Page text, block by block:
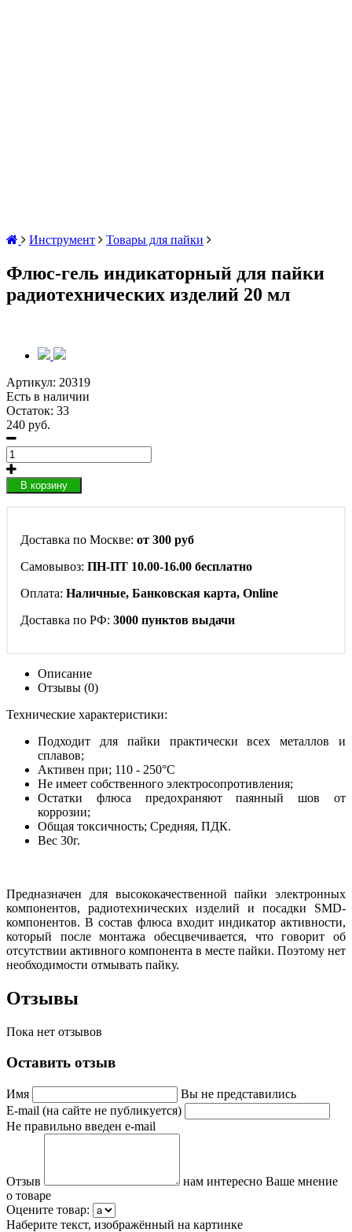
Инструмент Товары для пайки
Флюс-гель индикаторный для пайки
радиотехнических изделий 20 мл
Артикул: 20319
Есть в наличии
Остаток: 33
240 руб.
В корзину
Доставка по Москве: от 300 руб
Самовывоз: ПН-ПТ 10.00-16.00 бесплатно
Оплата: Наличные, Банковская карта, Online
Доставка по РФ: 3000 пунктов выдачи
Описание
Отзывы (0)
Технические характеристики:
Подходит для пайки практически всех металлов и
сплавов;
Активен при; 110 - 250°С
Не имеет собственного электросопротивления;
Остатки флюса предохраняют паянный шов от
коррозии;
Общая токсичность; Средняя, ПДК.
Вес 30г.
Предназначен для высококачественной пайки электронных
компонентов, радиотехнических изделий и посадки SMD-
компонентов. В состав флюса входит индикатор активности,
который после монтажа обесцвечивается, что говорит об
отсутствии активного компонента в месте пайки. Поэтому нет
необходимости отмывать пайку.
Отзывы
Пока нет отзывов
Оставить отзыв
Имя
Вы не представились
E-mail (на сайте не публикуется)
Не правильно введен e-mail
Отзыв
нам интересно Ваше мнение
о товаре
Оцените товар:
Наберите текст, изображённый на картинке